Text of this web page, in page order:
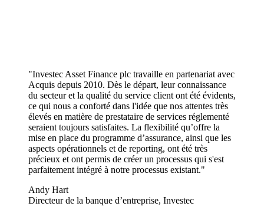
"Investec Asset Finance plc travaille en partenariat avec
Acquis depuis 2010. Dès le départ, leur connaissance
du secteur et la qualité du service client ont été évidents,
ce qui nous a conforté dans l'idée que nos attentes très
élevés en matière de prestataire de services réglementé
seraient toujours satisfaites. La flexibilité qu’offre la
mise en place du programme d’assurance, ainsi que les
aspects opérationnels et de reporting, ont été très
précieux et ont permis de créer un processus qui s'est
parfaitement intégré à notre processus existant."
Andy Hart
Directeur de la banque d’entreprise, Investec